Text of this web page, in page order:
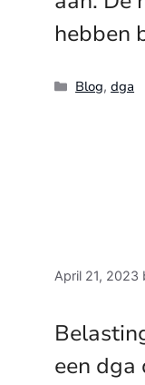
hebben
Categories
Blog,dga
April 21, 2023
een dga